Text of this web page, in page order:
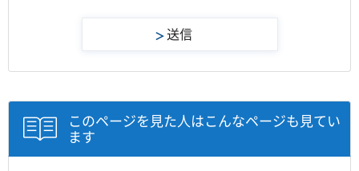
このページを見た人はこんなページも見てい
ます